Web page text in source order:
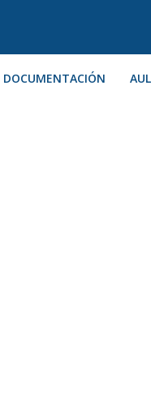
DOCUMENTACIÓN